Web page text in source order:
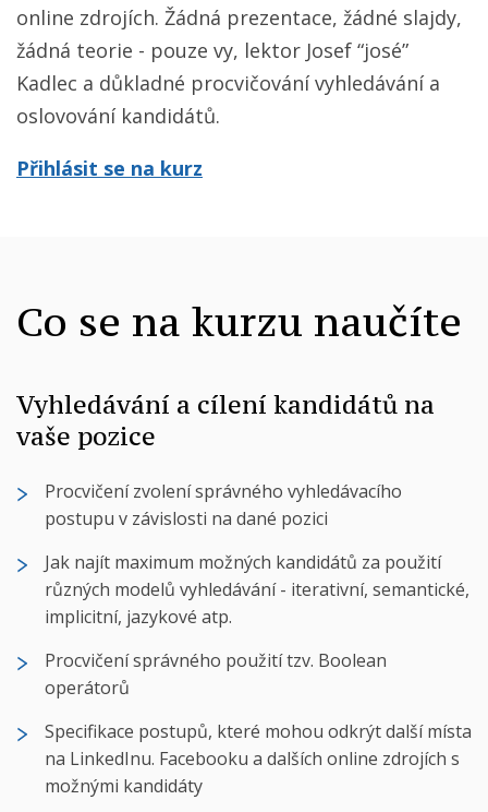
online zdrojích. Žádná prezentace, žádné slajdy,
žádná teorie - pouze vy, lektor Josef “josé”
Kadlec a důkladné procvičování vyhledávání a
oslovování kandidátů.
Přihlásit se na kurz
Co se na kurzu naučíte
Vyhledávání a cílení kandidátů na
vaše pozice
Procvičení zvolení správného vyhledávacího
postupu v závislosti na dané pozici
Jak najít maximum možných kandidátů za použití
různých modelů vyhledávání - iterativní, semantické,
implicitní, jazykové atp.
Procvičení správného použití tzv. Boolean
operátorů
Specifikace postupů, které mohou odkrýt další místa
na LinkedInu. Facebooku a dalších online zdrojích s
možnými kandidáty